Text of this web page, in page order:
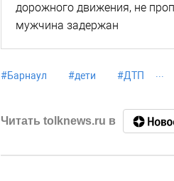
дорожного движения, не
мужчина задержан
#Барнаул #дети #ДТП
Читать tolknews.ru в